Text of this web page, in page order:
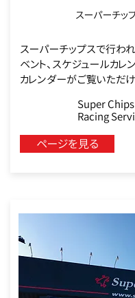
スーパーチッ
スーパーチップスで行わ
ベント、スケジュールカレ
カレンダーがご覧いただけ
Super Chips
Racing
ページを見る